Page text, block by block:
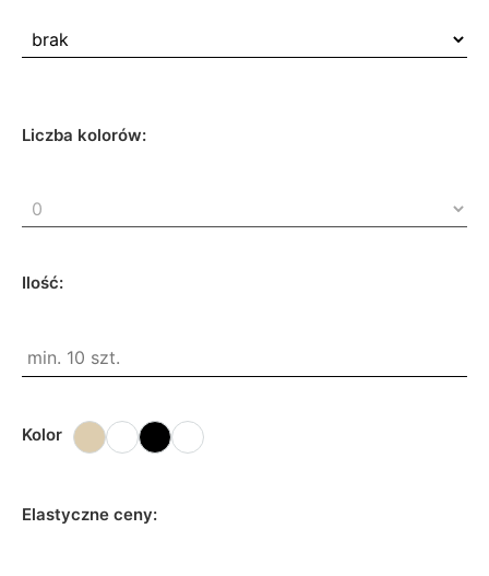
Liczba kolorów:
Ilość:
Kolor
Elastyczne ceny: